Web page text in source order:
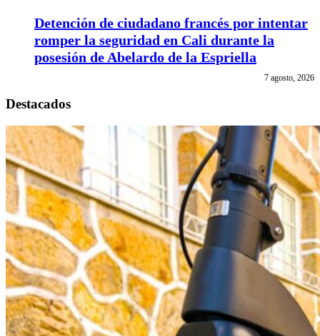
Detención de ciudadano francés por intentar
romper la seguridad en Cali durante la
posesión de Abelardo de la Espriella
7 agosto, 2026
Destacados